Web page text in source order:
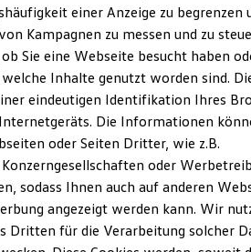
und Lebensdauer
Konnektivität
6
Versionen und Updates
zu Ihrem ID.
einer Anzeige zu begrenzen
Kampagnen zu messen und zu
Sie eine Webseite besucht haben
Inhalte genutzt worden sind.
eindeutigen Identifikation Ihres
Die Informationen
oder Seiten Dritter, wie z.B.
oder
sodass Ihnen auch auf anderen
angezeigt werden kann. Wir
Dritten für die Verarbeitung solcher